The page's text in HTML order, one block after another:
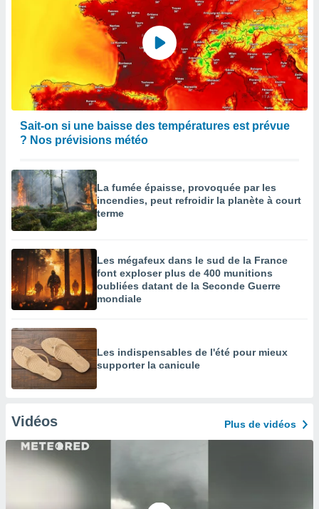
Sait-on si une baisse des températures est prévue
? Nos prévisions météo
La fumée épaisse, provoquée par les
incendies, peut refroidir la planète à court
terme
Les mégafeux dans le sud de la France
font exploser plus de 400 munitions
oubliées datant de la Seconde Guerre
mondiale
Les indispensables de l'été pour mieux
supporter la canicule
Vidéos Plus de vidéos